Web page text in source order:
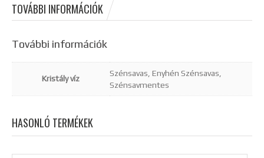
TOVÁBBI INFORMÁCIÓK
További információk
Kristály víz
Szénsavas, Enyhén Szénsavas,
Szénsavmentes
HASONLÓ TERMÉKEK